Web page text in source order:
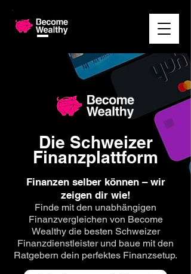
Die Schweizer
Finanzplattform
Finanzen selber können – wir
zeigen dir wie!
Finde mit den unabhängigen
Finanzvergleichen von Become
Wealthy die besten Schweizer
Finanzdienstleister und baue mit den
Ratgebern dein perfektes Finanzsetup.